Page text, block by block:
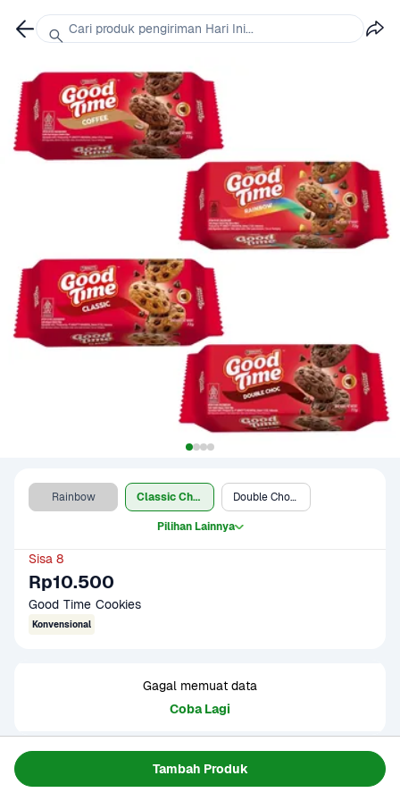
Tambah Produk
Rainbow Classic Choco Double Choco
Pilihan Lainnya
Sisa 8
Rp10.500
Good Time Cookies
Konvensional
Gagal memuat data
Coba Lagi
Informasi Produk
Good Time Cookies Classic Choco 72 gram adalah kue
Cari produk pengiriman Hari Ini...